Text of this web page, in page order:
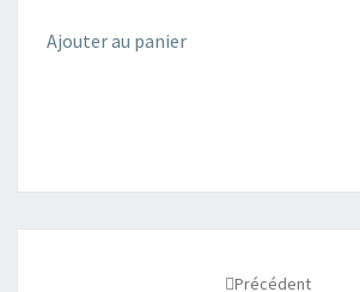
Ajouter au panier
Précédent